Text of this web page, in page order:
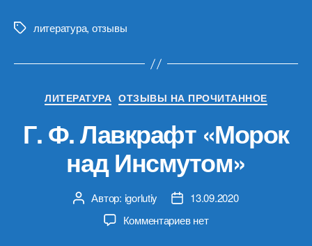
Меткилитература, отзывы
Рубрики
ЛИТЕРАТУРА ОТЗЫВЫ НА ПРОЧИТАННОЕ
Г. Ф. Лавкрафт «Морок
над Инсмутом»
Автор
записи
Автор: igorlutiy
Дата13.09.2020
Комментариевк
нет